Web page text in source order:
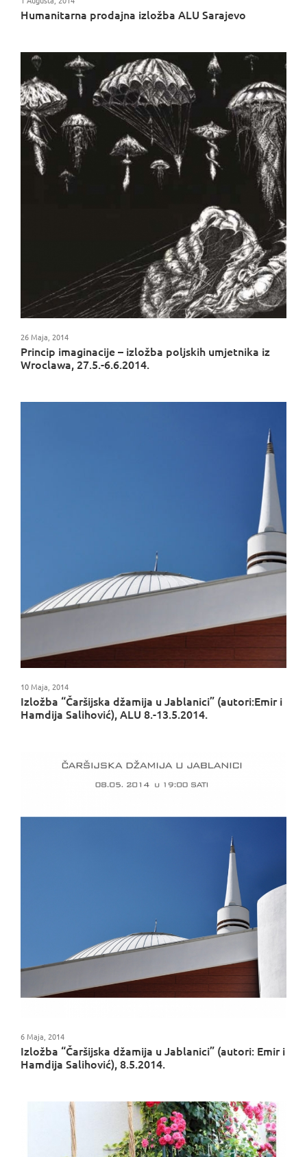
Humanitarna prodajna izložba ALU Sarajevo
Princip imaginacije – izložba poljskih umjetnika iz
Wroclawa, 27.5.-6.6.2014.
26 Maja, 2014
Izložba “Čaršijska džamija u Jablanici” (autori:Emir i
Hamdija Salihović), ALU 8.-13.5.2014.
10 Maja, 2014
Izložba “Čaršijska džamija u Jablanici” (autori: Emir i
Hamdija Salihović), 8.5.2014.
6 Maja, 2014